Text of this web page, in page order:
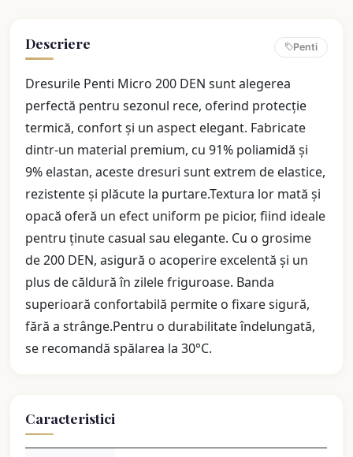
Descriere Penti
Dresurile Penti Micro 200 DEN sunt alegerea
perfectă pentru sezonul rece, oferind protecție
termică, confort și un aspect elegant. Fabricate
dintr-un material premium, cu 91% poliamidă și
9% elastan, aceste dresuri sunt extrem de elastice,
rezistente și plăcute la purtare.Textura lor mată și
opacă oferă un efect uniform pe picior, fiind ideale
pentru ținute casual sau elegante. Cu o grosime
de 200 DEN, asigură o acoperire excelentă și un
plus de căldură în zilele friguroase. Banda
superioară confortabilă permite o fixare sigură,
fără a strânge.Pentru o durabilitate îndelungată,
se recomandă spălarea la 30°C.
Caracteristici